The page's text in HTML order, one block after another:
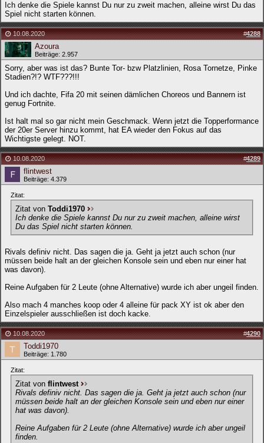
Ich denke die Spiele kannst Du nur zu zweit machen, alleine wirst Du das
Spiel nicht starten können.
10.08.2020 #4288
Azoura
Beiträge: 2.957
Sorry, aber was ist das? Bunte Tor- bzw Platzlinien, Rosa Tornetze, Pinke
Stadien?!? WTF???!!!
Und ich dachte, Fifa 20 mit seinen dämlichen Choreos und Bannern ist
genug Fortnite.
Ist halt mal so gar nicht mein Geschmack. Wenn jetzt die Topperformance
der 20er Server hinzu kommt, hat EA wieder den Fokus auf das
Wichtigste gelegt. NOT.
10.08.2020 #4289
flintwest
Beiträge: 4.379
Zitat:
Zitat von Toddi1970
Ich denke die Spiele kannst Du nur zu zweit machen, alleine wirst
Du das Spiel nicht starten können.
Rivals definiv nicht. Das sagen die ja. Geht ja jetzt auch schon (nur
müssen beide halt an der gleichen Konsole sein und eben nur einer hat
was davon).
Reine Aufgaben für 2 Leute (ohne Alternative) wurde ich aber ungeil finden.
Also mach 4 manches koop oder 4 alleine für pack XY ist ok aber den
Einzelspieler ausschließen ist doch kacke.
10.08.2020 #4290
Toddi1970
Beiträge: 1.780
Zitat:
Zitat von flintwest
Rivals definiv nicht. Das sagen die ja. Geht ja jetzt auch schon (nur
müssen beide halt an der gleichen Konsole sein und eben nur einer
hat was davon).
Reine Aufgaben für 2 Leute (ohne Alternative) wurde ich aber ungeil
finden.